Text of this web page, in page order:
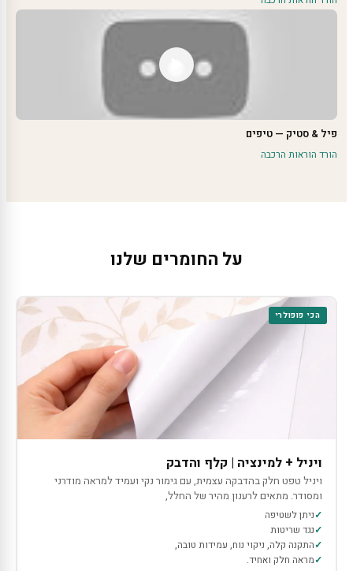
פיל & סטיק — טיפים
הורד הוראות הרכבה
על החומרים שלנו
הכי פופולרי
ויניל + למינציה | קלף והדבק
ויניל טפט חלק בהדבקה עצמית, עם גימור נקי ועמיד למראה מודרני
ומסודר. מתאים לרענון מהיר של החלל,
ניתן לשטיפה
נגד שריטות
התקנה קלה, ניקוי נוח, עמידות טובה,
מראה חלק ואחיד.